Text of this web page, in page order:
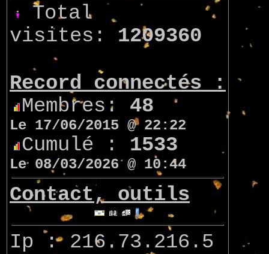
Total
visites:
1209360
Record connectés :
Membres: 48
Le 17/06/2015 @ 22:22
Cumulé : 1533
Le 08/03/2026 @ 10:44
Contact, outils
Ip : 216.73.216.5